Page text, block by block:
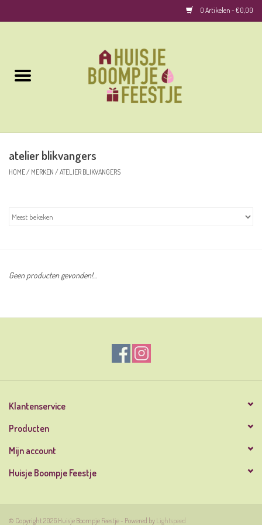
0 Artikelen - €0,00
Woonaccessoires
atelier blikvangers
HOME/ MERKEN /ATELIER BLIKVANGERS
Geen producten gevonden!...
Klantenservice
Producten
Mijn account
Huisje Boompje Feestje
© Copyright 2026 Huisje Boompje Feestje - Powered by Lightspeed